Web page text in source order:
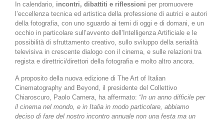
In calendario, incontri, dibattiti e riflessioni per promuovere
l’eccellenza tecnica ed artistica della professione di autrici e autori
della fotografia, con uno sguardo ai temi di oggi e di domani, e un
occhio in particolare sull’avvento dell’Intelligenza Artificiale e le
possibilità di sfruttamento creativo, sullo sviluppo della serialità
televisiva in crescente dialogo con il cinema, e sulle relazioni tra
regista e direttrici/direttori della fotografia e molto altro ancora.
A proposito della nuova edizione di The Art of Italian
Cinematography and Beyond, il presidente del Collettivo
Chiaroscuro, Paolo Carnera, ha affermato: “In un anno difficile per
il cinema nel mondo, e in Italia in modo particolare, abbiamo
deciso di fare del nostro incontro annuale non una festa ma un